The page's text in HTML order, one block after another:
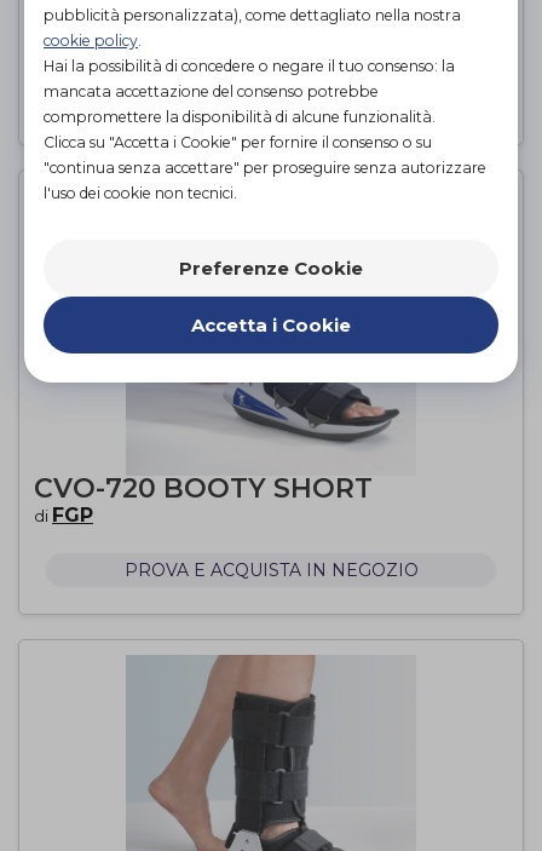
CVO 750 ECO DELUX
diFGP
PROVA E ACQUISTA IN NEGOZIO
CVO-720 BOOTY SHORT
di FGP
PROVA E ACQUISTA IN NEGOZIO
pubblicità personalizzata), come dettagliato nella nostra
cookie policy
Hai la possibilità di concedere o negare il tuo consenso: la
mancata accettazione del consenso potrebbe
compromettere la disponibilità di alcune funzionalità.
Clicca su "Accetta i Cookie" per fornire il consenso o su
"continua senza accettare" per proseguire senza autorizzare
l'uso dei cookie non tecnici.
Preferenze Cookie
Accetta i Cookie